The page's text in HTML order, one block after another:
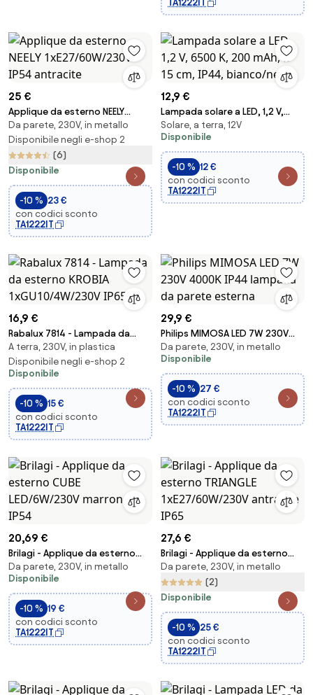
TA1222IT
25 €
Applique da esterno NEELY
1xE27/60W/230V IP54 antracite
Da parete, 230V, in metallo
Disponibile negli e-shop 2
(6)
Disponibile
-10 % 23 €
con codici sconto
TA1222IT
12,9 €
Lampada solare a LED, 1,2 V,
6500 K, 200 mAh, Ø 15 cm, IP44,
bianco/nero
Solare, a terra, 12V
Disponibile
-10 % 12 €
con codici sconto
TA1222IT
16,9 €
Rabalux 7814 - Lampada da
esterno KROBIA
1xGU10/4W/230V IP65
A terra, 230V, in plastica
Disponibile negli e-shop 2
Disponibile
-10 % 15 €
con codici sconto
TA1222IT
29,9 €
Philips MIMOSA LED 7W 230V
4000K IP44 lampada da parete
esterna
Da parete, 230V, in metallo
Disponibile
-10 % 27 €
con codici sconto
TA1222IT
20,69 €
Brilagi - Applique da esterno
CUBE LED/6W/230V marrone
IP54
Da parete, 230V, in metallo
Disponibile
-10 % 19 €
con codici sconto
TA1222IT
27,6 €
Brilagi - Applique da esterno
TRIANGLE 1xE27/60W/230V
antracite IP65
Da parete, 230V, in metallo
(2)
Disponibile
-10 % 25 €
con codici sconto
TA1222IT